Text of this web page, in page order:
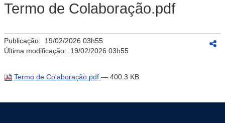
Termo de Colaboração.pdf
Publicação: 19/02/2026 03h55
Última modificação: 19/02/2026 03h55
Termo de Colaboração.pdf — 400.3 KB